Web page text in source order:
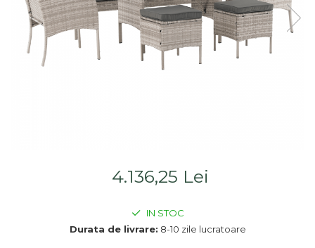
Scaune living/dining
Set mobilier Living
Seturi masa +scaune
dining
Seturi dormitoare
complete
Suporturi
4.136,25 Lei
IN STOC
Durata de livrare: 8-10 zile lucratoare